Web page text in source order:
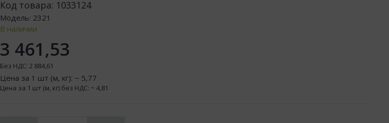
Код товара: 1033124
Модель: 2321
В наличии
3 461,53
Без НДС: 2 884,61
Цена за 1 шт (м, кг): ~ 5,77
Цена за 1 шт (м, кг) без НДС: ~ 4,81